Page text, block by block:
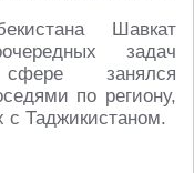
Шавкат
задач
занялся
по региону,
с Таджикистаном.